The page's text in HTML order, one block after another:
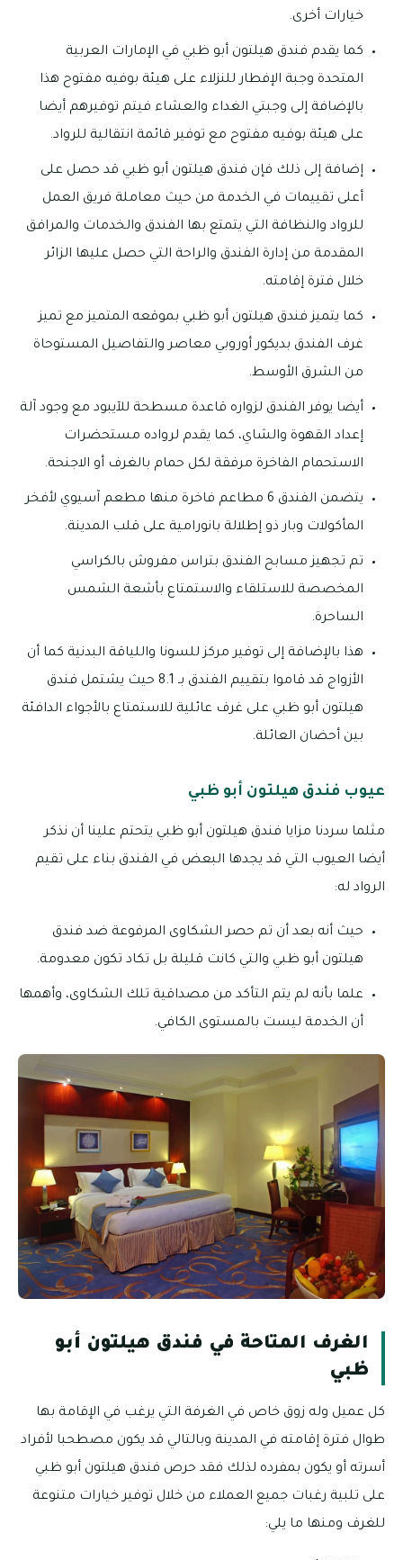
خيارات أخرى.
كما يقدم فندق هيلتون أبو ظبي في الإمارات العربية
المتحدة وجبة الإفطار للنزلاء على هيئة بوفيه مفتوح هذا
بالإضافة إلى وجبتي الغداء والعشاء فيتم توفيرهم أيضا
على هيئة بوفيه مفتوح مع توفير قائمة انتقالية للرواد.
إضافة إلى ذلك فإن فندق هيلتون أبو ظبي قد حصل على
أعلى تقييمات في الخدمة من حيث معاملة فريق العمل
للرواد والنظافة التي يتمتع بها الفندق والخدمات والمرافق
المقدمة من إدارة الفندق والراحة التي حصل عليها الزائر
خلال فترة إقامته.
كما يتميز فندق هيلتون أبو ظبي بموقعه المتميز مع تميز
غرف الفندق بديكور أوروبي معاصر والتفاصيل المستوحاة
من الشرق الأوسط.
أيضا يوفر الفندق لزواره قاعدة مسطحة للآيبود مع وجود آلة
إعداد القهوة والشاي، كما يقدم لرواده مستحضرات
الاستحمام الفاخرة مرفقة لكل حمام بالغرف أو الاجنحة.
يتضمن الفندق 6 مطاعم فاخرة منها مطعم آسيوي لأفخر
المأكولات وبار ذو إطلالة بانورامية على قلب المدينة.
تم تجهيز مسابح الفندق بتراس مفروش بالكراسي
المخصصة للاستلقاء والاستمتاع بأشعة الشمس
الساحرة.
هذا بالإضافة إلى توفير مركز للسونا واللياقة البدنية كما أن
الأزواج قد قاموا بتقييم الفندق بـ 8.1 حيث يشتمل فندق
هيلتون أبو ظبي على غرف عائلية للاستمتاع بالأجواء الدافئة
بين أحضان العائلة.
عيوب فندق هيلتون أبو ظبي
مثلما سردنا مزايا فندق هيلتون أبو ظبي يتحتم علينا أن نذكر
أيضا العيوب التي قد يجدها البعض في الفندق بناء على تقيم
الرواد له:
حيث أنه بعد أن تم حصر الشكاوى المرفوعة ضد فندق
هيلتون أبو ظبي والتي كانت قليلة بل تكاد تكون معدومة.
علما بأنه لم يتم التأكد من مصداقية تلك الشكاوى، وأهمها
أن الخدمة ليست بالمستوى الكافي.
الغرف المتاحة في فندق هيلتون أبو
ظبي
كل عميل وله زوق خاص في الغرفة التي يرغب في الإقامة بها
طوال فترة إقامته في المدينة وبالتالي قد يكون مصطحبا لأفراد
أسرته أو يكون بمفرده لذلك فقد حرص فندق هيلتون أبو ظبي
على تلبية رغبات جميع العملاء من خلال توفير خيارات متنوعة
للغرف ومنها ما يلي: